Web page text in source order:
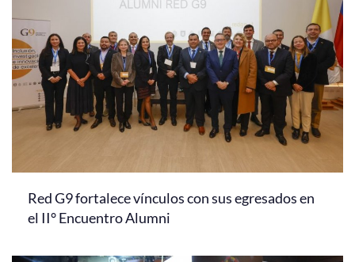
Red G9 fortalece vínculos con sus egresados en
el II° Encuentro Alumni